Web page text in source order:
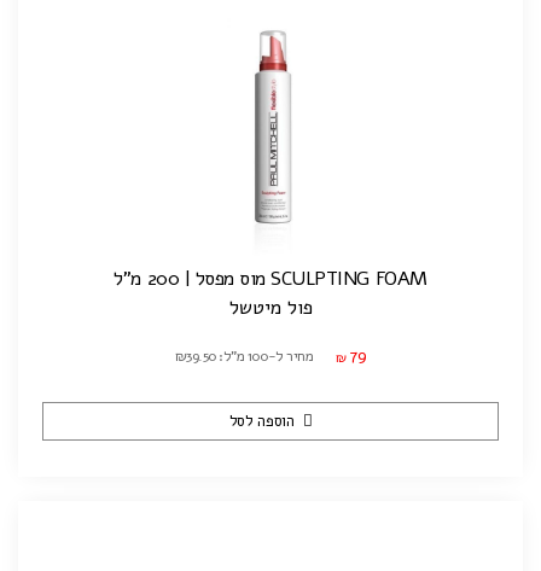
SCULPTING FOAM מוס מפסל | 200 מ"ל
פול מיטשל
₪ 79 מחיר ל-100 מ"ל: ₪39.50
הוספה לסל